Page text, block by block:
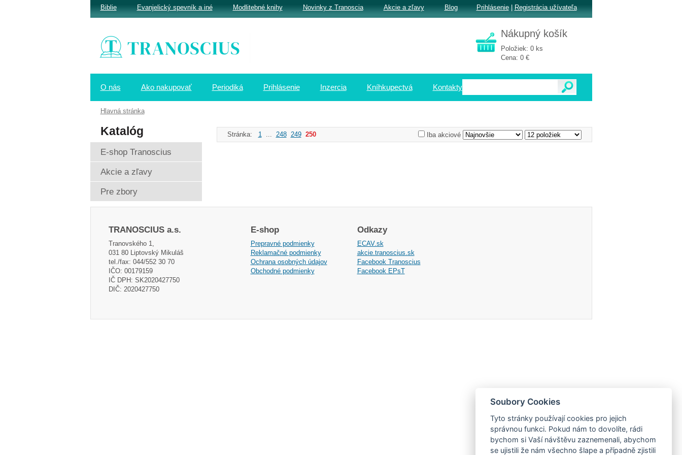
O nás Ako nakupovať Periodiká Prihlásenie Inzercia Kníhkupectvá Kontakty
Iba akciové
Stránka: 1... 248 249 250
Katalóg
E-shop Tranoscius
Akcie a zľavy
Pre zbory
TRANOSCIUS a.s.
Tranovského 1,
031 80 Liptovský Mikuláš
tel./fax: 044/552 30 70
IČO: 00179159
IČ DPH: SK2020427750
DIČ: 2020427750
E-shop
Prepravné podmienky
Reklamačné podmienky
Ochrana osobných údajov
Obchodné podmienky
Odkazy
ECAV.sk
akcie.tranoscius.sk
Facebook Tranoscius
Facebook EPsT
Biblie Evanjelický spevník a iné Modlitebné knihy Novinky z Tranoscia Akcie a zľavy Blog
Nákupný košík
Položiek: 0 ks
Cena: 0 €
Prihlásenie| Registrácia užívateľa
Hlavná stránka
Soubory Cookies
Tyto stránky používají cookies pro jejich
správnou funkci. Pokud nám to dovolíte, rádi
bychom si Vaší návštěvu zaznemenali, abychom
se ujistili že nám všechno šlape a případně zjistili